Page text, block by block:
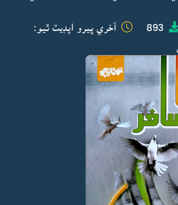
893 آخري ڀيرو اپڊيٽ ٿيو: